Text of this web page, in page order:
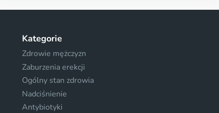
Kategorie
Zdrowie mężczyzn
Zaburzenia erekcji
Ogólny stan zdrowia
Nadciśnienie
Antybiotyki